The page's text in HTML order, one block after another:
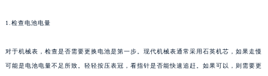
1.检查电池电量
对于机械表，检查是否需要更换电池是第一步。现代机械表通常采用石英机芯，如果走慢
可能是电池电量不足所致。轻轻按压表冠，看指针是否能快速追赶。如果可以，则需要更